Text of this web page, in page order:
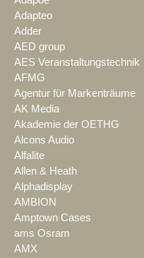
Adapteo
Adder
AED group
AES Veranstaltungstechnik
AFMG
Agentur für Markenträume
AK Media
Akademie der OETHG
Alcons Audio
Alfalite
Allen & Heath
Alphadisplay
AMBION
Amptown Cases
ams Osram
AMX